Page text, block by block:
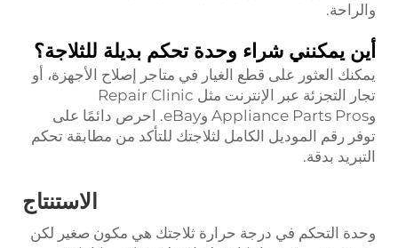
والراحة.
أين يمكنني شراء وحدة تحكم بديلة للثلاجة؟
يمكنك العثور على قطع الغيار في متاجر إصلاح الأجهزة، أو
تجار التجزئة عبر الإنترنت مثل Repair Clinic
وAppliance Parts Pros وeBay. احرص دائمًا على
توفر رقم الموديل الكامل لثلاجتك للتأكد من مطابقة تحكم
التبريد بدقة.
الاستنتاج
وحدة التحكم في درجة حرارة ثلاجتك هي مكون صغير لكن